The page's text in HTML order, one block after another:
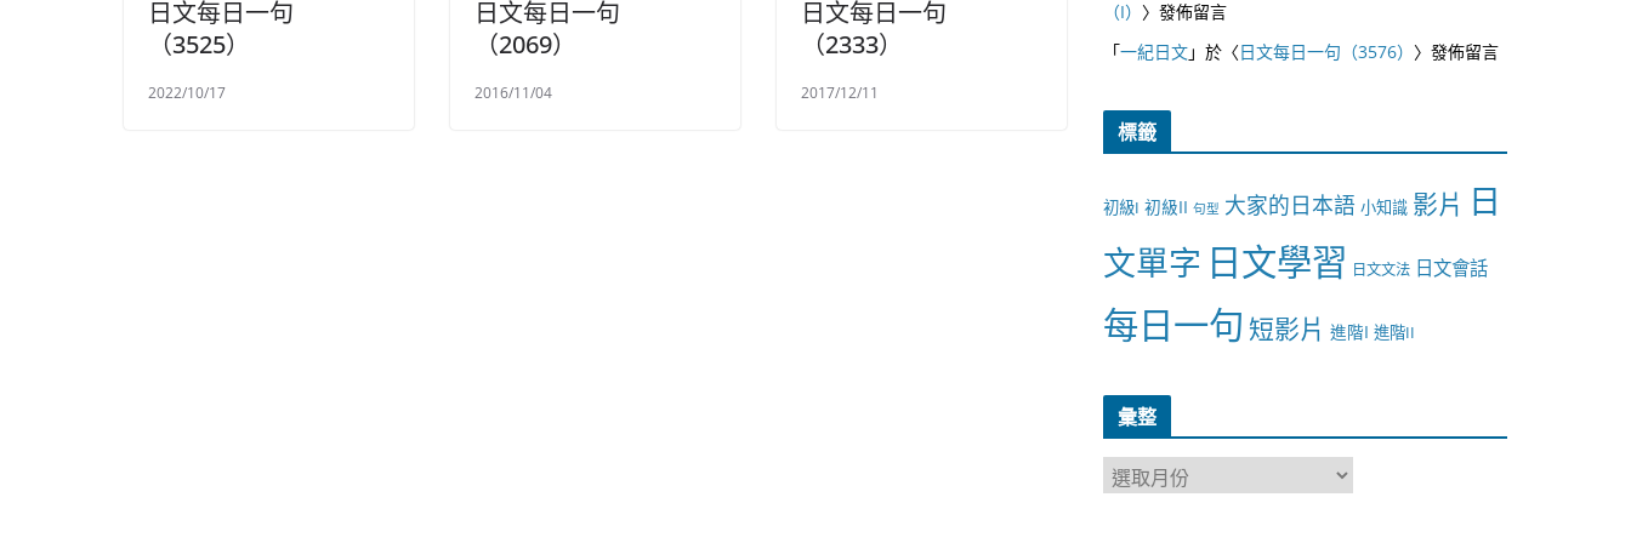
日文每日一句
（3525）
2022/10/17
日文每日一句
（2069）
2016/11/04
日文每日一句
（2333）
2017/12/11
（I） 〉發佈留言
「一紀日文」於〈日文每日一句（3576） 〉發佈留言
標籤
初級I 初級II 句型 大家的日本語 小知識 影片 日
文單字 日文學習 日文文法 日文會話
每日一句 短影片 進階I 進階II
彙整
彙
整